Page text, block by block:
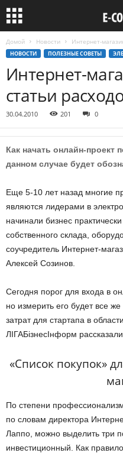
Домой Новости Интернет-
НОВОСТИ ПОЛЕЗНЫЕ СОВЕТЫ
Интернет-
статьи
30.04.2010 201 0
Как начать онлайн-проект
данном случае будет
Еще 5-10 лет назад многие
являются лидерами в
начинали бизнес практически
собственного склада,
соучредитель Интернет-
Алексей Созинов.
Сегодня порог для входа в
но измерить его будет все
затрат для стартапа в
ЛІГАБізнесІнформ
«Список покупок»
По степени
по словам директора
Лаппо, можно выделить три
инвестиционный. Как